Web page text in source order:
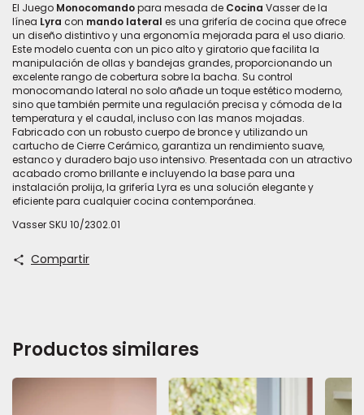
El Juego Monocomandopara mesada de Cocina Vasser de la
línea Lyra con mando lateral es una grifería de cocina que ofrece
un diseño distintivo y una ergonomía mejorada para el uso diario.
Este modelo cuenta con un pico alto y giratorio que facilita la
manipulación de ollas y bandejas grandes, proporcionando un
excelente rango de cobertura sobre la bacha. Su control
monocomando lateral no solo añade un toque estético moderno,
sino que también permite una regulación precisa y cómoda de la
temperatura y el caudal, incluso con las manos mojadas.
Fabricado con un robusto cuerpo de bronce y utilizando un
cartucho de Cierre Cerámico, garantiza un rendimiento suave,
estanco y duradero bajo uso intensivo. Presentada con un atractivo
acabado cromo brillante e incluyendo la base para una
instalación prolija, la grifería Lyra es una solución elegante y
eficiente para cualquier cocina contemporánea.
Vasser SKU 10/2302.01
Compartir
Productos similares